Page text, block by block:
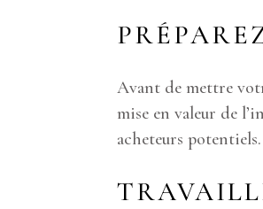
Avant de mettre
mise en valeur de
acheteurs potentiels.